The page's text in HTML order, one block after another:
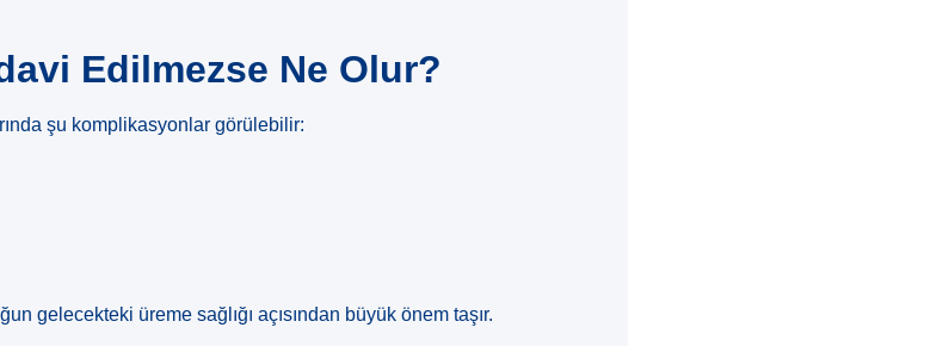
Edilmezse Ne Olur?
şu komplikasyonlar görülebilir:
gelecekteki üreme sağlığı açısından büyük önem taşır.